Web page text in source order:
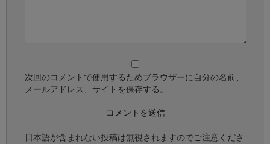
次回のコメントで使用するためブラウザーに自分の名前、
メールアドレス、サイトを保存する。
日本語が含まれない投稿は無視されますのでご注意くださ